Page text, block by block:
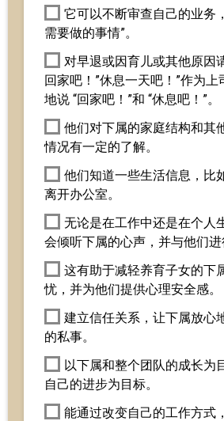
它可以不断审查自己的业务
需要做的事情”。
对早退或因育儿或其他原因
回家吧！”休息一天吧！”作为
地说 “回家吧！”和 “休息吧！”。
他们对下属的家庭结构和其
情况有一定的了解。
他们知道一些生活信息，比
离开办公室。
无论是在工作中还是在个人
会倾听下属的心声，并与他们进
这有助于减轻养育子女的下
忧，并为他们提供心理安全感。
建立信任关系，让下属放心
的私事。
以下属和整个团队的成长为
自己的进步为目标。
能通过改变自己的工作方式